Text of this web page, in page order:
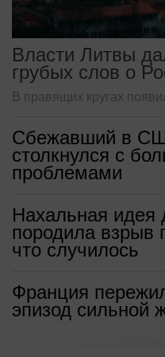
Власти Литвы
грубых слов о
В правящих кругах
Сбежавший в
столкнулся с
проблемами
Нахальная идея
породила взрыв
что случилось
Франция
эпизод сильной